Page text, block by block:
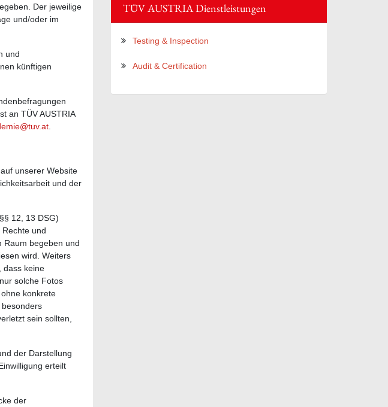
Der jeweilige
und/oder im
und
künftigen
an TÜV AUSTRIA
unserer Website
und der
12, 13 DSG)
und
Raum begeben und
wird. Weiters
dass keine
solche Fotos
konkrete
sein sollten,
der Darstellung
erteilt
der
TÜV AUSTRIA Dienstleistungen
Testing & Inspection
Audit & Certification